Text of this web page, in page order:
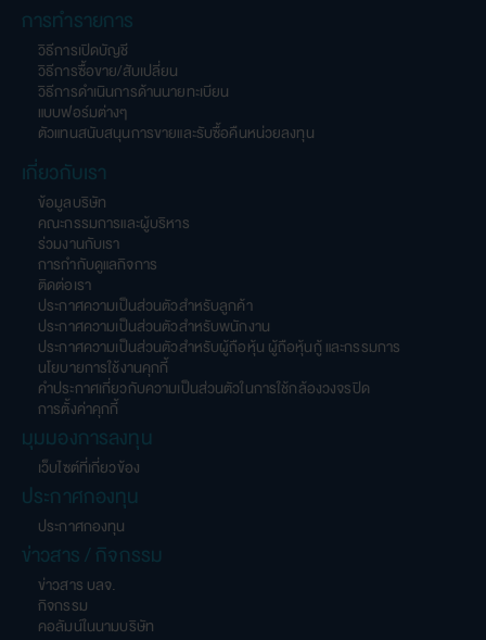
การทำรายการ
วิธีการเปิดบัญชี
วิธีการซื้อขาย/สับเปลี่ยน
วิธีการดำเนินการด้านนายทะเบียน
แบบฟอร์มต่างๆ
ตัวแทนสนับสนุนการขายและรับซื้อคืนหน่วยลงทุน
เกี่ยวกับเรา
ข้อมูลบริษัท
คณะกรรมการและผู้บริหาร
ร่วมงานกับเรา
การกำกับดูแลกิจการ
ติดต่อเรา
ประกาศความเป็นส่วนตัวสำหรับลูกค้า
ประกาศความเป็นส่วนตัวสำหรับพนักงาน
ประกาศความเป็นส่วนตัวสำหรับผู้ถือหุ้น ผู้ถือหุ้นกู้ และกรรมการ
นโยบายการใช้งานคุกกี้
คำประกาศเกี่ยวกับความเป็นส่วนตัวในการใช้กล้องวงจรปิด
การตั้งค่าคุกกี้
มุมมองการลงทุน
เว็บไซต์ที่เกี่ยวข้อง
ประกาศกองทุน
ประกาศกองทุน
ข่าวสาร / กิจกรรม
ข่าวสาร บลจ.
กิจกรรม
คอลัมน์ในนามบริษัท